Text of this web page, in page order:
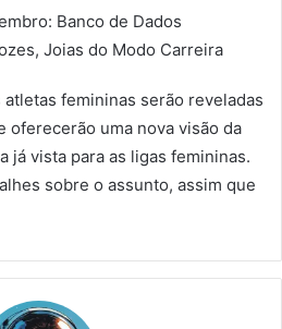
Banco de Dados
Joias do Modo Carreira
femininas serão reveladas
oferecerão uma nova visão da
já vista para as ligas femininas.
sobre o assunto, assim que